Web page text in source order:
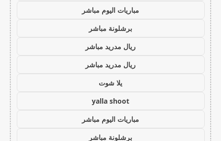
مباريات اليوم مباشر
برشلونة مباشر
ريال مدريد مباشر
ريال مدريد مباشر
يلا شوت
yalla shoot
مباريات اليوم مباشر
برشلونة مباشر